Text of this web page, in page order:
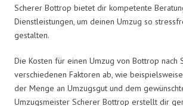
Scherer Bottrop bietet dir kompetente
Dienstleistungen, um deinen Umzug so
gestalten.
Die Kosten für einen Umzug von Bottrop nach
verschiedenen Faktoren ab, wie
der Menge an Umzugsgut und dem
Umzugsmeister Scherer Bottrop erstellt dir